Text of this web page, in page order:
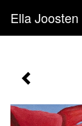
Ella